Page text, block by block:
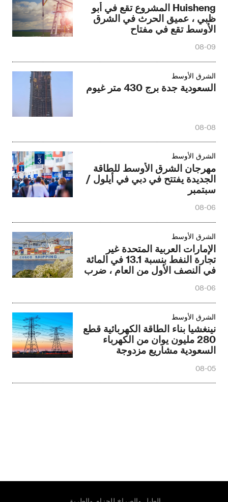
Huisheng المشروع تقع في أبو
ظبي ، عميق الحرث في الشرق
الأوسط تقع في مفتاح
08-09
الشرق الأوسط‎
السعودية جدة برج 430 متر غيوم
08-08
الشرق الأوسط‎
مهرجان الشرق الأوسط للطاقة
الجديدة يفتتح في دبي في أيلول /
سبتمبر
08-06
الشرق الأوسط‎
الإمارات العربية المتحدة غير
تجارة النفط بنسبة 13.1 في المائة
في النصف الأول من العام ، ضرب
08-06
الشرق الأوسط‎
نينغشيا بناء الطاقة الكهربائية قطع
280 مليون يوان من الكهرباء
السعودية مشاريع مزدوجة
08-05